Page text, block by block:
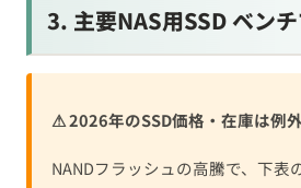
3. 主要NAS用SSD ベン
⚠ 2026年のSSD価格・在庫は例
NANDフラッシュの高騰で、下